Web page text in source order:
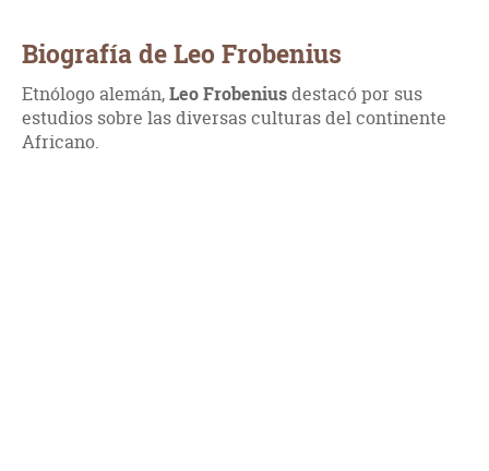
Biografía de Leo Frobenius
Etnólogo alemán,Leo Frobeniusdestacó por sus
estudios sobre las diversas culturas del continente
Africano.